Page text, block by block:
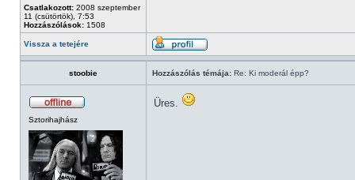
Csatlakozott: 2008 szeptember
11 (csütörtök), 7:53
Hozzászólások: 1508
Vissza a tetejére
stoobie Hozzászólás témája: Re: Ki moderál épp?
Sztorihajhász
Üres.